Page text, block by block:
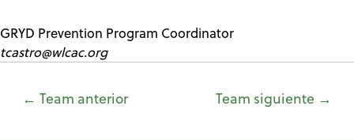
GRYD Prevention Program Coordinator
tcastro@wlcac.org
← Team anterior Team siguiente →